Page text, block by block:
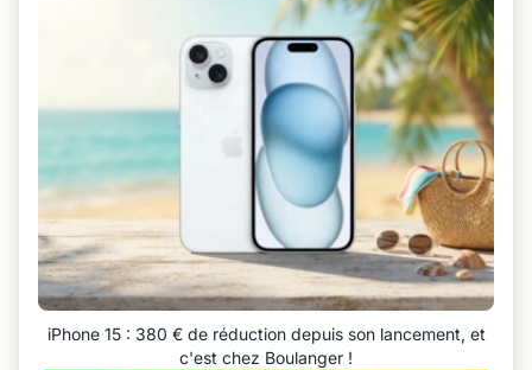
iPhone 15 : 380 € de réduction depuis son lancement, et
c'est chez Boulanger !